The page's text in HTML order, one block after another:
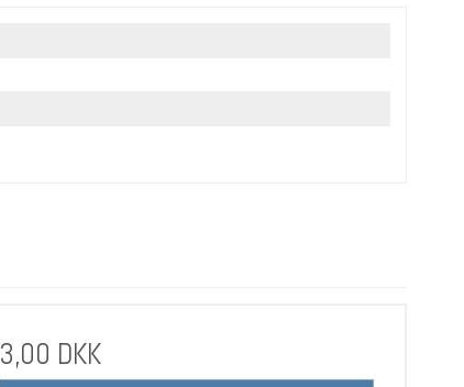
3,00 DKK